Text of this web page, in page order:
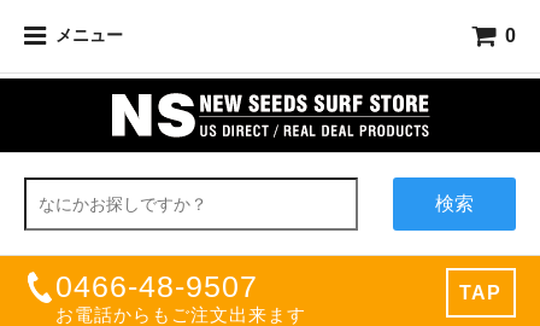
メニュー 0
検索
0466-48-9507
お電話からもご注文出来ます
TAP